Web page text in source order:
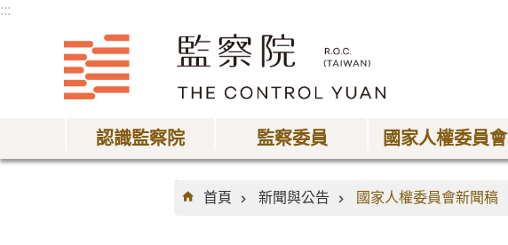
:::
認識監察院 監察委員 國家人權委員會
:::
首頁
新聞與公告 國家人權委員會新聞稿